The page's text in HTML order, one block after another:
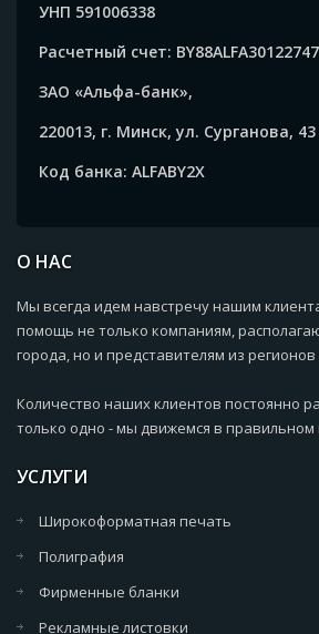
УНП 591006338
Расчетный счет:
ЗАО «Альфа-банк»,
220013, г. Минск, ул. Сурганова, 43
Код банка: ALFABY2X
О НАС
Мы всегда идем навстречу нашим
помощь не только компаниям,
города, но и представителям из регионов
Количество наших клиентов постоянно
только одно - мы движемся в правильном
УСЛУГИ
Широкоформатная печать
Полиграфия
Фирменные бланки
Рекламные листовки